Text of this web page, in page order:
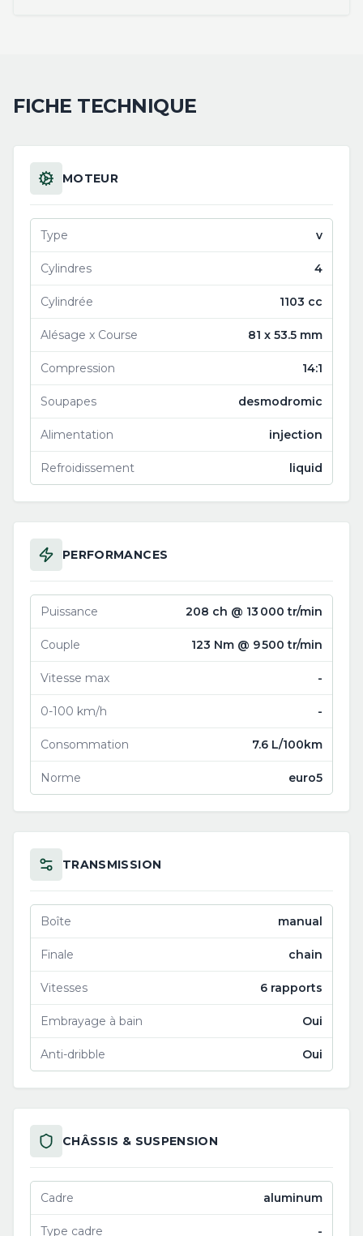
FICHE TECHNIQUE
MOTEUR
Type v
Cylindres 4
Cylindrée 1103 cc
Alésage x Course 81 x 53.5 mm
Compression 14:1
Soupapes desmodromic
Alimentation injection
Refroidissement liquid
PERFORMANCES
Puissance 208 ch @ 13 000 tr/min
Couple 123 Nm @ 9 500 tr/min
Vitesse max -
0-100 km/h -
Consommation 7.6 L/100km
Norme euro5
TRANSMISSION
Boîte manual
Finale chain
Vitesses 6 rapports
Embrayage à bain Oui
Anti-dribble Oui
CHÂSSIS & SUSPENSION
Cadre aluminum
Type cadre -